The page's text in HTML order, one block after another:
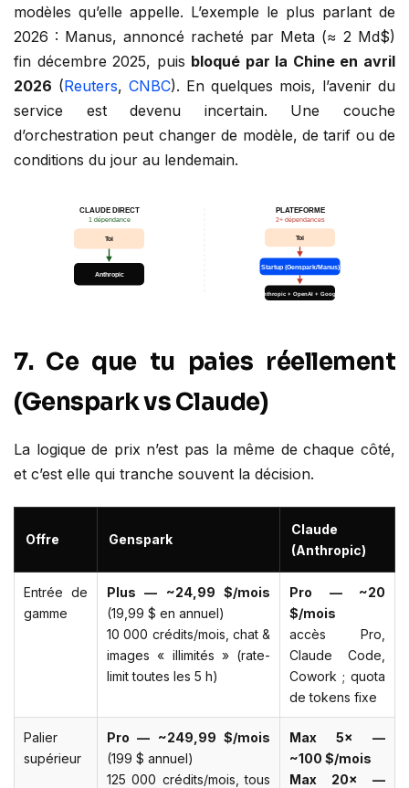
modèles qu’elle appelle. L’exemple le plus parlant de
2026 : Manus, annoncé racheté par Meta (≈ 2 Md$)
fin décembre 2025, puis bloqué par la Chine en avril
2026 (Reuters, CNBC). En quelques mois, l’avenir du
service est devenu incertain. Une couche
d’orchestration peut changer de modèle, de tarif ou de
conditions du jour au lendemain.
7. Ce que tu paies réellement
(Genspark vs Claude)
La logique de prix n’est pas la même de chaque côté,
et c’est elle qui tranche souvent la décision.
Offre Genspark
Claude
(Anthropic)
Entrée de
gamme
Plus — ~24,99 $/mois
(19,99 $ en annuel)
10 000 crédits/mois, chat &
images « illimités » (rate-
limit toutes les 5 h)
Pro — ~20
$/mois
accès Pro,
Claude Code,
Cowork ; quota
de tokens fixe
Palier
supérieur
Pro — ~249,99 $/mois
(199 $ annuel)
125 000 crédits/mois, tous
Max 5× —
~100 $/mois
Max 20× —